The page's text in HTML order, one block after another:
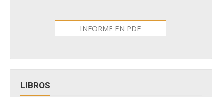
INFORME EN PDF
LIBROS